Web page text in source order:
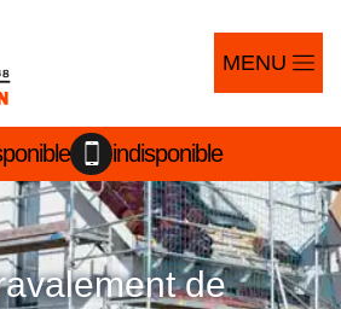
MENU
indisponible
de